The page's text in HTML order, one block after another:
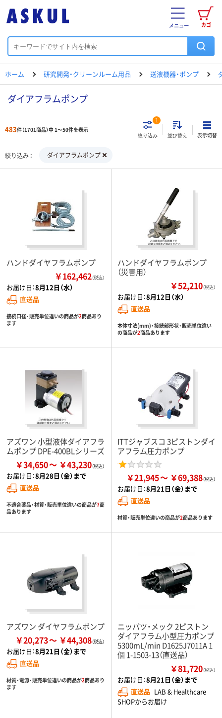
カゴ
メニュー
ホーム 研究開発・クリーンルーム用品 送液機器・ポンプ
ダイアフラムポンプ
483件（1701商品）中 1～50件を表示
絞り込み
1
並び替え 表示切替
絞り込み ダイアフラムポンプ
ハンドダイヤフラムポンプ
￥162,462（税込）
お届け日：8月12日（水）
直送品
接続口径・販売単位違いの商品が2商品あり
ます
ハンドダイヤフラムポンプ
（災害用）
￥52,210（税込）
お届け日：8月12日（水）
直送品
本体寸法(mm)・接続部形状・販売単位違い
の商品が2商品あります
アズワン 小型液体ダイアフラ
ムポンプ DPE-400BLシリーズ
￥34,650 ￥43,230
お届け日：8月28日（金）まで
直送品
不適合薬品・材質・販売単位違いの商品が7商
品あります
ITTジャブスコ 3ピストンダイ
アフラム圧力ポンプ
￥21,945 ￥69,388
お届け日：8月21日（金）まで
直送品
材質・販売単位違いの商品が2商品あります
アズワン ダイヤフラムポンプ
￥20,273 ￥44,308
お届け日：8月21日（金）まで
直送品
材質・電源・販売単位違いの商品が2商品あり
ます
ニッパツ・メック 2ピストン
ダイアフラム小型圧力ポンプ
5300mL/min D1625J7011A 1
個 1-1503-13（直送品）
￥81,720（税込）
お届け日：8月21日（金）まで
直送品 LAB & Healthcare
SHOPからお届け